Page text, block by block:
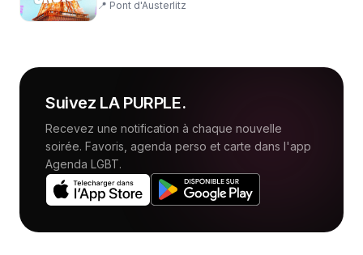
📍 Pont d'Austerlitz
Suivez LA PURPLE.
Recevez une notification à chaque nouvelle
soirée. Favoris, agenda perso et carte dans l'app
Agenda LGBT.